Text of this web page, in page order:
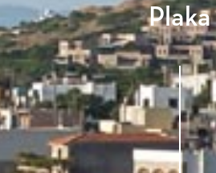
Plaka